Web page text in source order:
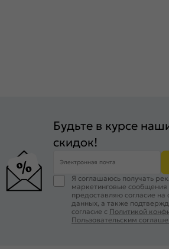
Будьте в курсе
скидок!
Электронная почта
Я соглашаюсь получать
маркетинговые
предоставляю согласие
данных, а также
согласие с Политикой
Пользовательским